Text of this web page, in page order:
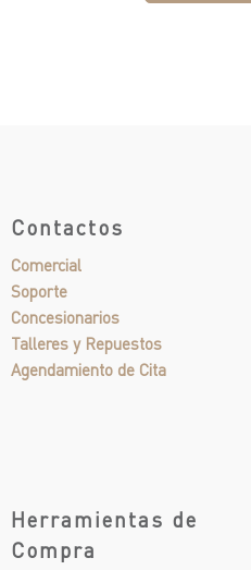
Contactos
Comercial
Soporte
Concesionarios
Talleres y Repuestos
Agendamiento de Cita
Herramientas de
Compra